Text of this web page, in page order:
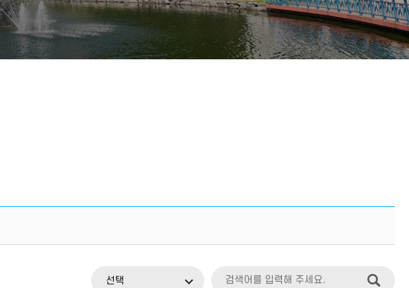
복지시설 안
내
선택